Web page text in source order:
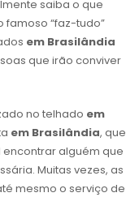
saiba o que
famoso “faz-tudo”
em Brasilândia
que irão conviver
no telhado em
em Brasilândia, que
encontrar alguém que
Muitas vezes, as
mesmo o serviço de